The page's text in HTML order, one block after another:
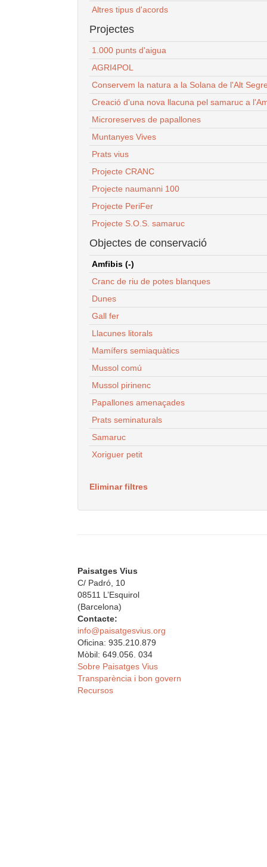
Altres tipus d'acords
Projectes
1.000 punts d'aigua
AGRI4POL
Conservem la natura a la Solana de l'Alt
Creació d'una nova llacuna pel samaruc a
Microreserves de papallones
Muntanyes Vives
Prats vius
Projecte CRANC
Projecte naumanni 100
Projecte PeriFer
Projecte S.O.S. samaruc
Objectes de conservació
Amfibis (-)
Cranc de riu de potes blanques
Dunes
Gall fer
Llacunes litorals
Mamífers semiaquàtics
Mussol comú
Mussol pirinenc
Papallones amenaçades
Prats seminaturals
Samaruc
Xoriguer petit
Eliminar filtres
Paisatges Vius
C/ Padró, 10
08511 L’Esquirol
(Barcelona)
Contacte:
info@paisatgesvius.org
Oficina: 935.210.879
Mòbil: 649.056. 034
Sobre Paisatges Vius
Transparència i bon govern
Recursos